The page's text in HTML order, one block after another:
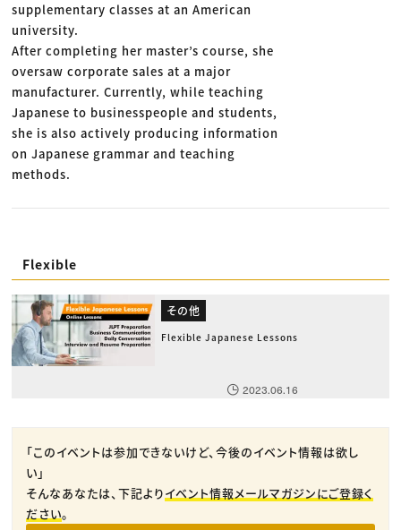
supplementary classes at an American
university.
After completing her master’s course, she
oversaw corporate sales at a major
manufacturer. Currently, while teaching
Japanese to businesspeople and students,
she is also actively producing information
on Japanese grammar and teaching
methods.
Flexible
その他
Flexible Japanese Lessons
2023.06.16
「このイベントは参加できないけど、今後のイベント情報は欲し
い」
そんなあなたは、下記よりイベント情報メールマガジンにご登録く
ださい。